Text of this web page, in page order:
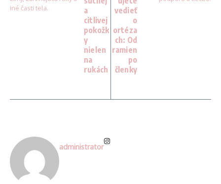
a
citlivej
pokožk
y
nielen
na
rukách
vedieť
o
ortéza
ch: Od
ramien
po
členky
administrator